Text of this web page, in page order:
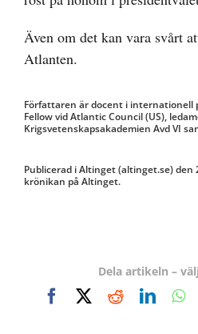
Även om det kan vara svårt
Atlanten.
Författaren är docent i internationell
Fellow vid Atlantic Council (US),
Krigsvetenskapsakademien Avd VI
Publicerad i Altinget (altinget.se) den
krönikan på Altinget.
Dela artikeln –
FacebookReddit